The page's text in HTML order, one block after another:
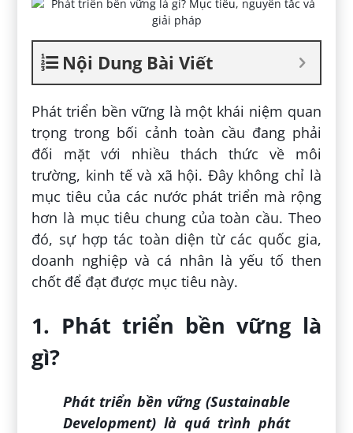
Nội Dung Bài Viết
Phát triển bền vững là một khái niệm quan
trọng trong bối cảnh toàn cầu đang phải
đối mặt với nhiều thách thức về môi
trường, kinh tế và xã hội. Đây không chỉ là
mục tiêu của các nước phát triển mà rộng
hơn là mục tiêu chung của toàn cầu. Theo
đó, sự hợp tác toàn diện từ các quốc gia,
doanh nghiệp và cá nhân là yếu tố then
chốt để đạt được mục tiêu này.
1. Phát triển bền vững là
gì?
Phát triển bền vững (Sustainable
Development) là quá trình phát